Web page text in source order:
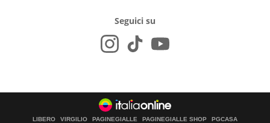
Seguici su
LIBERO VIRGILIO PAGINEGIALLE PAGINEGIALLE SHOP PGCASA